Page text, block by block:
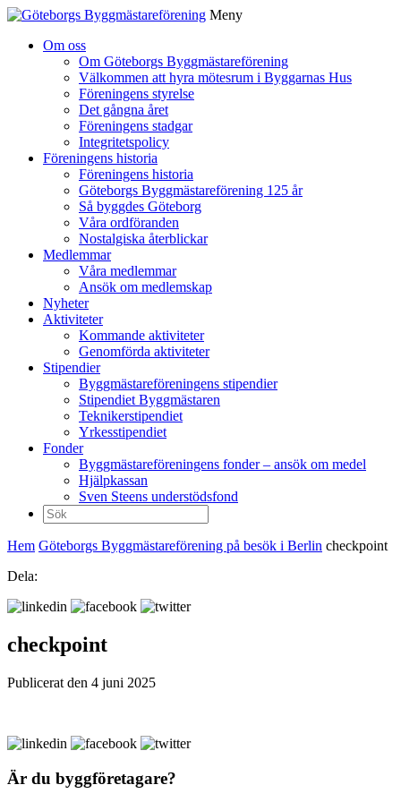
Meny
Om oss
Om Göteborgs Byggmästareförening
Välkommen att hyra mötesrum i Byggarnas Hus
Föreningens styrelse
Det gångna året
Föreningens stadgar
Integritetspolicy
Föreningens historia
Föreningens historia
Göteborgs Byggmästareförening 125 år
Så byggdes Göteborg
Våra ordföranden
Nostalgiska återblickar
Medlemmar
Våra medlemmar
Ansök om medlemskap
Nyheter
Aktiviteter
Kommande aktiviteter
Genomförda aktiviteter
Stipendier
Byggmästareföreningens stipendier
Stipendiet Byggmästaren
Teknikerstipendiet
Yrkesstipendiet
Fonder
Byggmästareföreningens fonder – ansök om medel
Hjälpkassan
Sven Steens understödsfond
Sök
efter:
Hem Göteborgs Byggmästareförening på besök i Berlin checkpoint
Dela:
checkpoint
Publicerat den 4 juni 2025
Är du byggföretagare?